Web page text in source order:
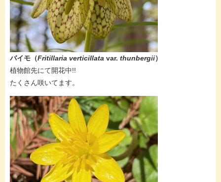
バイモ（Fritillaria verticillata var. thunbergii）
​植物館先にて開花中!!
たくさん咲いてます。